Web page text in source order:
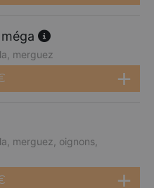
merguez
merguez, oignons,